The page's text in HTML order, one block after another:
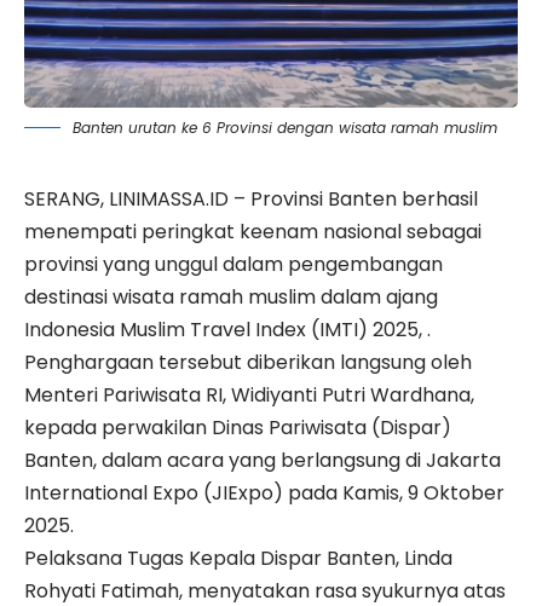
Banten urutan ke 6 Provinsi dengan wisata ramah muslim
SERANG, LINIMASSA.ID – Provinsi Banten berhasil
menempati peringkat keenam nasional sebagai
provinsi yang unggul dalam pengembangan
destinasi wisata ramah muslim dalam ajang
Indonesia Muslim Travel Index (IMTI) 2025, .
Penghargaan tersebut diberikan langsung oleh
Menteri Pariwisata RI, Widiyanti Putri Wardhana,
kepada perwakilan Dinas Pariwisata (Dispar)
Banten, dalam acara yang berlangsung di Jakarta
International Expo (JIExpo) pada Kamis, 9 Oktober
2025.
Pelaksana Tugas Kepala Dispar Banten, Linda
Rohyati Fatimah, menyatakan rasa syukurnya atas